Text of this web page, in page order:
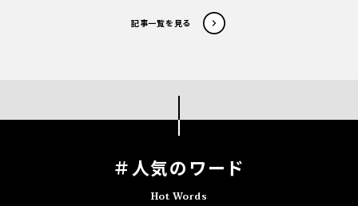
記事一覧を見る
＃人気のワード
Hot Words